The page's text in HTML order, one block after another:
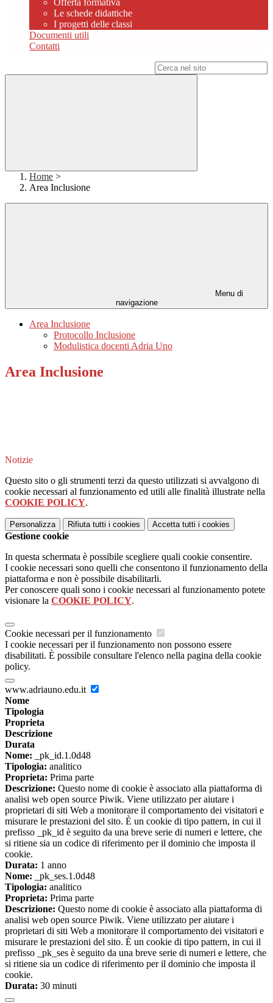
Offerta formativa
Le schede didattiche
I progetti delle classi
Documenti utili
Contatti
Home >
Area Inclusione
Menu di
navigazione
Area Inclusione
Protocollo Inclusione
Modulistica docenti Adria Uno
Area Inclusione
Notizie
Questo sito o gli strumenti terzi da questo utilizzati si avvalgono di
cookie necessari al funzionamento ed utili alle finalità illustrate nella
COOKIE POLICY.
Personalizza Rifiuta tutti i cookies Accetta tutti i cookies
Gestione cookie
In questa schermata è possibile scegliere quali cookie consentire.
I cookie necessari sono quelli che consentono il funzionamento della
piattaforma e non è possibile disabilitarli.
Per conoscere quali sono i cookie necessari al funzionamento potete
visionare la COOKIE POLICY.
Cookie necessari per il funzionamento
I cookie necessari per il funzionamento non possono essere
disabilitati. È possibile consultare l'elenco nella pagina della cookie
policy.
www.adriauno.edu.it
Nome
Tipologia
Proprieta
Descrizione
Durata
Nome: _pk_id.1.0d48
Tipologia: analitico
Proprieta: Prima parte
Descrizione: Questo nome di cookie è associato alla piattaforma di
analisi web open source Piwik. Viene utilizzato per aiutare i
proprietari di siti Web a monitorare il comportamento dei visitatori e
misurare le prestazioni del sito. È un cookie di tipo pattern, in cui il
prefisso _pk_id è seguito da una breve serie di numeri e lettere, che
si ritiene sia un codice di riferimento per il dominio che imposta il
cookie.
Durata: 1 anno
Nome: _pk_ses.1.0d48
Tipologia: analitico
Proprieta: Prima parte
Descrizione: Questo nome di cookie è associato alla piattaforma di
analisi web open source Piwik. Viene utilizzato per aiutare i
proprietari di siti Web a monitorare il comportamento dei visitatori e
misurare le prestazioni del sito. È un cookie di tipo pattern, in cui il
prefisso _pk_ses è seguito da una breve serie di numeri e lettere, che
si ritiene sia un codice di riferimento per il dominio che imposta il
cookie.
Durata: 30 minuti